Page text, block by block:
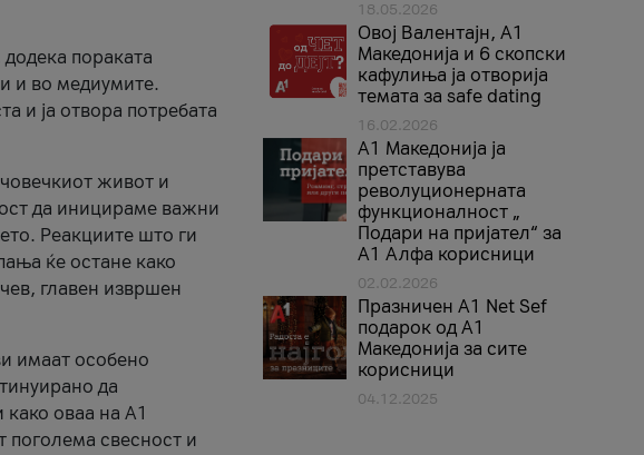
пораката
и во медиумите.
и ја отвора потребата
живот и
да иницираме важни
Реакциите што ги
ќе остане како
главен извршен
имаат особено
да
како оваа на A1
поголема свесност и
18.05.2026
Овој Валентајн, A1
Македонија и 6 скопски
кафулиња ја отворија
темата за safe dating
16.02.2026
А1 Македонија ја
претставува
револуционерната
функционалност „
Подари на пријател“ за
А1 Алфа корисници
02.02.2026
Празничен A1 Net Sеf
подарок од А1
Македонија за сите
корисници
04.12.2025